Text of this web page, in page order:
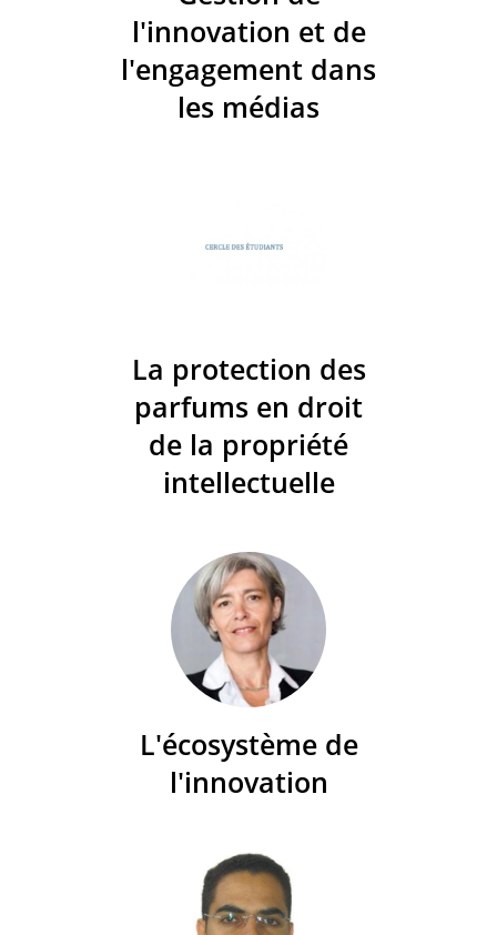
l'innovation et de
l'engagement dans
les médias
La protection des
parfums en droit
de la propriété
intellectuelle
L'écosystème de
l'innovation